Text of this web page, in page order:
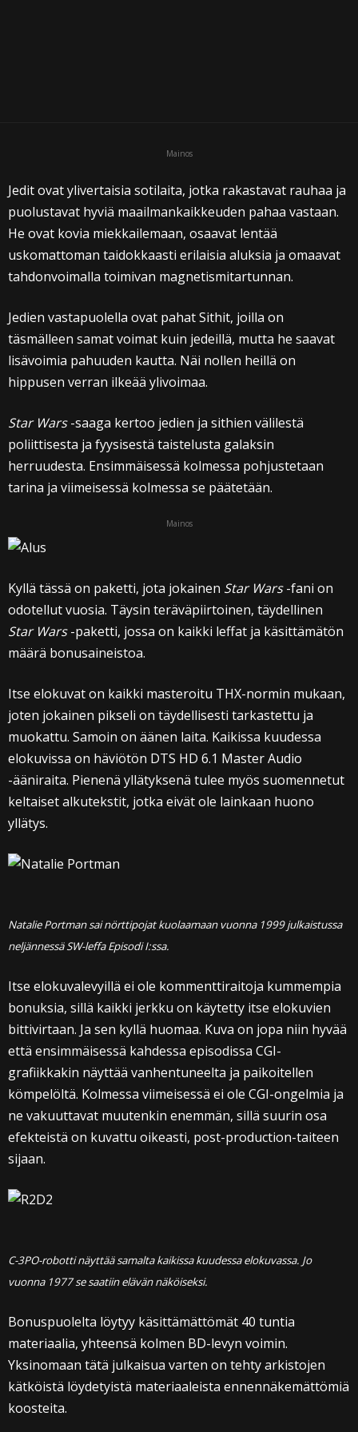
Mainos
Jedit ovat ylivertaisia sotilaita, jotka rakastavat rauhaa ja
puolustavat hyviä maailmankaikkeuden pahaa vastaan.
He ovat kovia miekkailemaan, osaavat lentää
uskomattoman taidokkaasti erilaisia aluksia ja omaavat
tahdonvoimalla toimivan magnetismitartunnan.
Jedien vastapuolella ovat pahat Sithit, joilla on
täsmälleen samat voimat kuin jedeillä, mutta he saavat
lisävoimia pahuuden kautta. Näi nollen heillä on
hippusen verran ilkeää ylivoimaa.
Star Wars-saaga kertoo jedien ja sithien välilestä
poliittisesta ja fyysisestä taistelusta galaksin
herruudesta. Ensimmäisessä kolmessa pohjustetaan
tarina ja viimeisessä kolmessa se päätetään.
Mainos
Kyllä tässä on paketti, jota jokainen Star Wars-fani on
odotellut vuosia. Täysin teräväpiirtoinen, täydellinen
Star Wars-paketti, jossa on kaikki leffat ja käsittämätön
määrä bonusaineistoa.
Itse elokuvat on kaikki masteroitu THX-normin mukaan,
joten jokainen pikseli on täydellisesti tarkastettu ja
muokattu. Samoin on äänen laita. Kaikissa kuudessa
elokuvissa on häviötön DTS HD 6.1 Master Audio
-ääniraita. Pienenä yllätyksenä tulee myös suomennetut
keltaiset alkutekstit, jotka eivät ole lainkaan huono
yllätys.
Natalie Portman sai nörttipojat kuolaamaan vuonna 1999 julkaistussa
neljännessä SW-leffa Episodi I:ssa.
Itse elokuvalevyillä ei ole kommenttiraitoja kummempia
bonuksia, sillä kaikki jerkku on käytetty itse elokuvien
bittivirtaan. Ja sen kyllä huomaa. Kuva on jopa niin hyvää
että ensimmäisessä kahdessa episodissa CGI-
grafiikkakin näyttää vanhentuneelta ja paikoitellen
kömpelöltä. Kolmessa viimeisessä ei ole CGI-ongelmia ja
ne vakuuttavat muutenkin enemmän, sillä suurin osa
efekteistä on kuvattu oikeasti, post-production-taiteen
sijaan.
C-3PO-robotti näyttää samalta kaikissa kuudessa elokuvassa. Jo
vuonna 1977 se saatiin elävän näköiseksi.
Bonuspuolelta löytyy käsittämättömät 40 tuntia
materiaalia, yhteensä kolmen BD-levyn voimin.
Yksinomaan tätä julkaisua varten on tehty arkistojen
kätköistä löydetyistä materiaaleista ennennäkemättömiä
koosteita.